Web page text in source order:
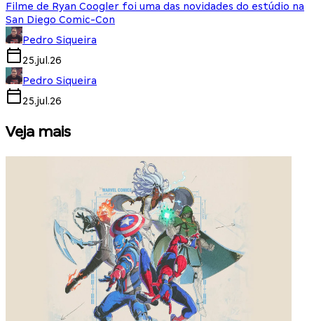
Filme de Ryan Coogler foi uma das novidades do estúdio na
San Diego Comic-Con
Pedro Siqueira
25.jul.26
Pedro Siqueira
25.jul.26
Veja mais